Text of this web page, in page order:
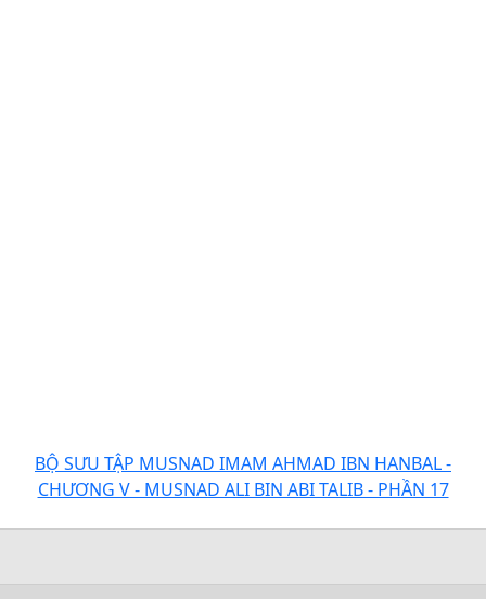
BỘ SƯU TẬP MUSNAD IMAM AHMAD IBN HANBAL -
CHƯƠNG V - MUSNAD ALI BIN ABI TALIB - PHẦN 17